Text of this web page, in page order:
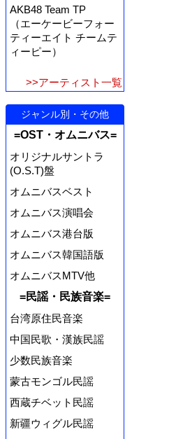
AKB48 Team TP
（エーケービーフォー
ティーエイト チームテ
ィーピー）
>>アーティスト一覧
ジャンル別・その他
=OST・オムニバス=
オリジナルサントラ
(O.S.T)盤
オムニバスベスト
オムニバス演唱会
オムニバス港台版
オムニバス韓国語版
オムニバスMTV他
=民謡・民族音楽=
台湾原住民音楽
中国民歌・漢族民謡
少数民族音楽
蒙古モンゴル民謡
西蔵チベット民謡
新疆ウィグル民謡